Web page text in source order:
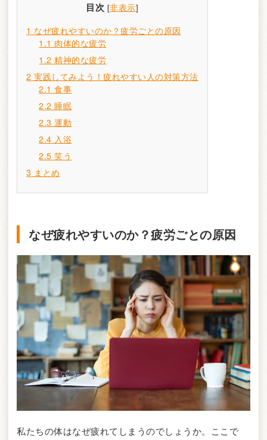
目次 [非表示]
1 なぜ疲れやすいのか？疲労ごとの原因
1.1 肉体的な疲労
1.2 精神的な疲労
2 実践してみよう！疲れやすい人の対策方法
2.1 食事
2.2 睡眠
2.3 運動
2.4 入浴
2.5 笑う
3 まとめ
なぜ疲れやすいのか？疲労ごとの原因
私たちの体はなぜ疲れてしまうのでしょうか。ここで